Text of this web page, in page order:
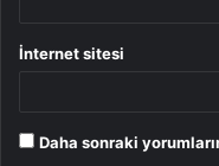
İnternet sitesi
Daha sonraki